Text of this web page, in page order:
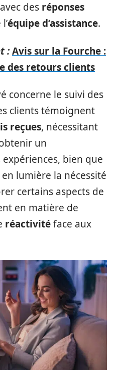
des réponses
équipe d’assistance.
:Avis sur la Fourche :
des retours clients
concerne le suivi des
clients témoignent
reçues, nécessitant
un
expériences, bien que
lumière la nécessité
certains aspects de
en matière de
réactivitéface aux